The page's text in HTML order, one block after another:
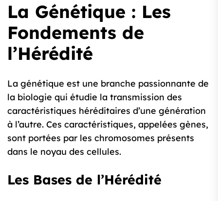
La Génétique : Les
Fondements de
l’Hérédité
La génétique est une branche passionnante de
la biologie qui étudie la transmission des
caractéristiques héréditaires d’une génération
à l’autre. Ces caractéristiques, appelées gènes,
sont portées par les chromosomes présents
dans le noyau des cellules.
Les Bases de l’Hérédité